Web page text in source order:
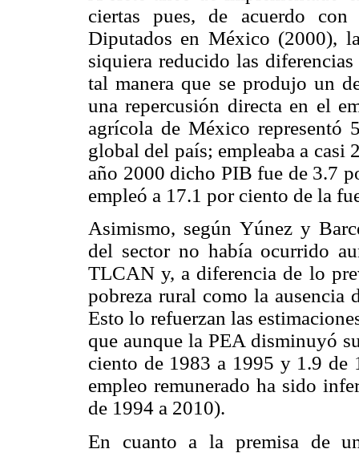
ciertas pues, de acuerdo
Diputados en México (2000),
siquiera reducido las
tal manera que se produjo un
una repercusión directa en el
agrícola de México representó
global del país; empleaba a casi
año 2000 dicho PIB fue de 3.7
empleó a 17.1 por ciento de la
Asimismo, según Yúnez y
del sector no había ocurrido
TLCAN y, a diferencia de lo
pobreza rural como la ausencia
Esto lo refuerzan las
que aunque la PEA disminuyó
ciento de 1983 a 1995 y 1.9 de
empleo remunerado ha sido
de 1994 a 2010).
En cuanto a la premisa de